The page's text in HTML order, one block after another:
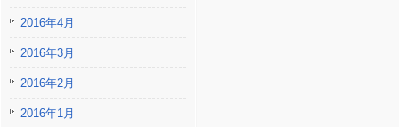
2016年4月
2016年3月
2016年2月
2016年1月